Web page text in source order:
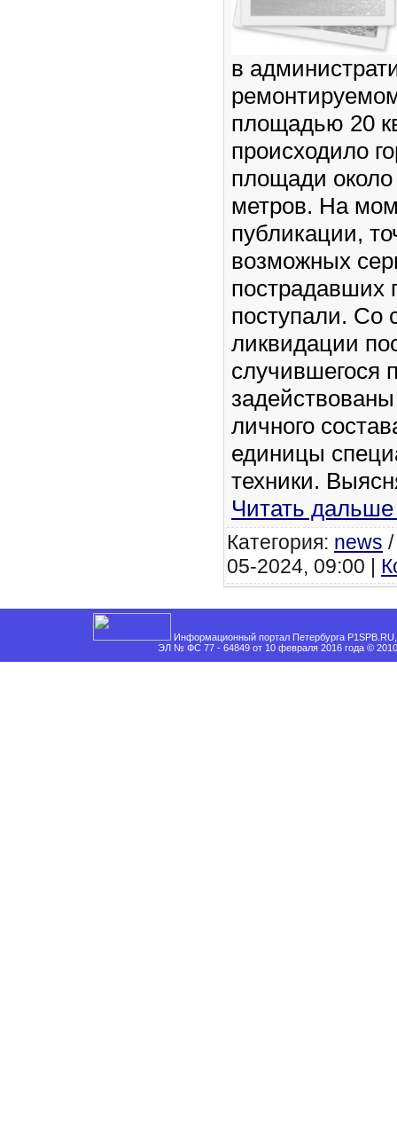
в
площадью 20
происходило
площади около
метров. На
публикации,
возможных
пострадавших
поступали. Со
ликвидации
случившегося
личного
единицы
техники.
Читать
Категория: news
05-2024, 09:00 |
Информационный портал Петербурга
ЭЛ № ФС 77 - 64849 от 10 февраля 2016 года ©